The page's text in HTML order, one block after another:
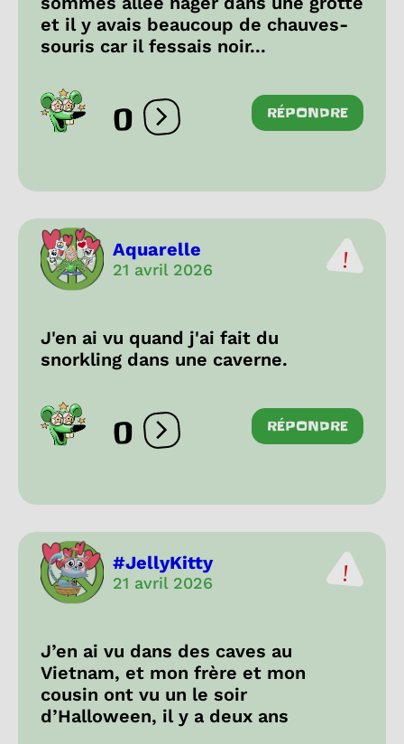
et il y avais beaucoup de chauves-
souris car il fessais noir...
0 Ouvrir les réactions
RÉPONDRE
Aquarelle
21 avril 2026
J'en ai vu quand j'ai fait du
snorkling dans une caverne.
0 Ouvrir les réactions
RÉPONDRE
#JellyKitty
21 avril 2026
J’en ai vu dans des caves au
Vietnam, et mon frère et mon
cousin ont vu un le soir
d’Halloween, il y a deux ans